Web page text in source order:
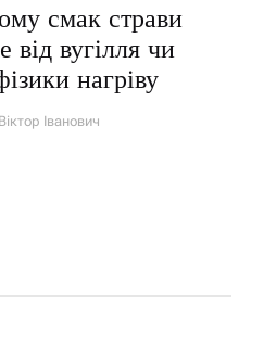
смак страви
вугілля чи
нагріву
Іванович